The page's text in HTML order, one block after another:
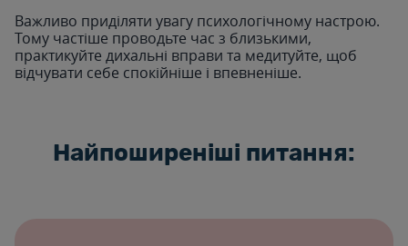
Важливо приділяти увагу психологічному настрою.
Тому частіше проводьте час з близькими,
практикуйте дихальні вправи та медитуйте, щоб
відчувати себе спокійніше і впевненіше.
Найпоширеніші питання: